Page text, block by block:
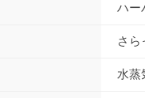
ハー
さら
水蒸